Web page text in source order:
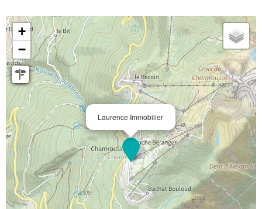
Laurence Immobilier
+
−